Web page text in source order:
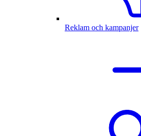
Reklam och kampanjer